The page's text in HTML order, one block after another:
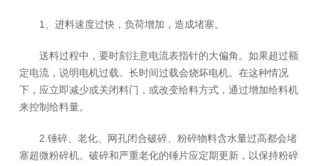
1、进料速度过快，负荷增加，造成堵塞。
送料过程中，要时刻注意电流表指针的大偏角。如果超过额
定电流，说明电机过载。长时间过载会烧坏电机。在这种情况
下，应立即减少或关闭料门，或改变给料方式，通过增加给料机
来控制给料量。
2.锤碎、老化、网孔闭合破碎、粉碎物料含水量过高都会堵
塞超微粉碎机。破碎和严重老化的锤片应定期更新，以保持粉碎